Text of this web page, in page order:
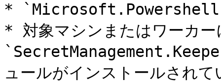
*
* 対象マシンまたはワーカー
ュールがインストールされ